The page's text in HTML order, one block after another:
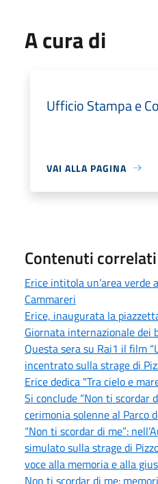
A cura di
Ufficio Stampa e
VAI ALLA PAGINA
Contenuti correlati
Erice intitola un’area verde
Cammareri
Erice, inaugurata la
Giornata internazionale dei
Questa sera su Rai1 il film
incentrato sulla strage di
Erice dedica "Tra cielo e
Si conclude “Non ti scordar
cerimonia solenne al Parco
“Non ti scordar di me”:
simulato sulla strage di
voce alla memoria e alla
Non ti scordar di me: